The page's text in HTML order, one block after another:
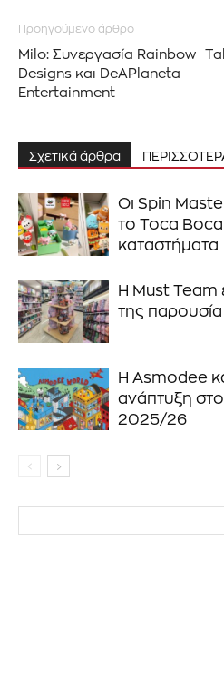
ενημερωθείτε
προϊόντα και τις
αγοράς.
Για να εγγραφείτε, απλώς
στον ιστότοπό μας ή κάντε κλικ
και δεν θα σας στείλουμε
πληροφορίες σας είναι ασφαλείς
Διάβασα και αποδέχομαι την
Προηγούμενο άρθρο
Milo: Συνεργασία Rainbow
Designs και DeAPlaneta
Entertainment
Σχετικά άρθρα
Οι Spin
το Toca
καταστήματα
Η Must Team
της
Η Asmodee
ανάπτυξη
2025/26